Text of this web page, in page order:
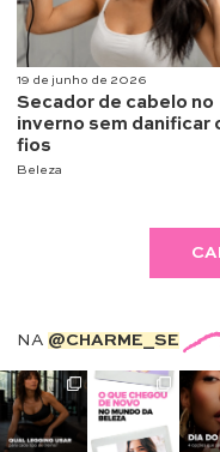
19 de junho de 2026
Secador de cabelo no
inverno sem danificar
fios
Beleza
NA @CHARME_SE